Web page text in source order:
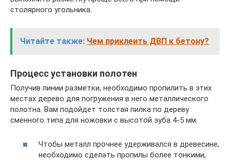
столярного угольника.
Читайте также: Чем приклеить ДВП к бетону?
Процесс установки полотен
Получив линии разметки, необходимо пропилить в этих
местах дерево для погружения в него металлического
полотна. Вам подойдет толстая пилка по дереву
сменного типа для ножовки с высотой зуба 4-5 мм.
Чтобы металл прочнее удерживался в древесине,
необходимо сделать пропилы более тонкими,